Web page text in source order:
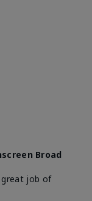
Broad
great job of